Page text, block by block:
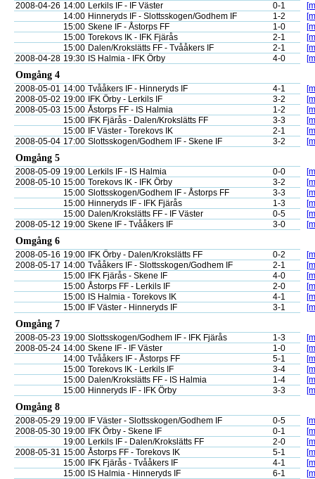
2008-04-26 14:00 Lerkils IF - IF Väster 0-1
14:00 Hinneryds IF - Slottsskogen/Godhem IF 1-2
15:00 Skene IF - Åstorps FF 1-0
15:00 Torekovs IK - IFK Fjärås 2-1
15:00 Dalen/Krokslätts FF - Tvååkers IF 2-1
2008-04-28 19:30 IS Halmia - IFK Örby 4-0
Omgång 4
2008-05-01 14:00 Tvååkers IF - Hinneryds IF 4-1
2008-05-02 19:00 IFK Örby - Lerkils IF 3-2
2008-05-03 15:00 Åstorps FF - IS Halmia 1-2
15:00
IFK Fjärås - Dalen/Krokslätts FF 3-3
15:00
IF Väster - Torekovs IK 2-1
2008-05-04 17:00 Slottsskogen/Godhem IF - Skene IF 3-2
Omgång 5
2008-05-09 19:00 Lerkils IF - IS Halmia 0-0
2008-05-10 15:00 Torekovs IK - IFK Örby 3-2
15:00 Slottsskogen/Godhem IF - Åstorps FF 3-3
15:00 Hinneryds IF - IFK Fjärås 1-3
15:00 Dalen/Krokslätts FF - IF Väster 0-5
2008-05-12 19:00 Skene IF - Tvååkers IF 3-0
Omgång 6
2008-05-16 19:00 IFK Örby - Dalen/Krokslätts FF 0-2
2008-05-17 14:00 Tvååkers IF - Slottsskogen/Godhem IF 2-1
15:00
IFK Fjärås - Skene IF 4-0
15:00 Åstorps FF - Lerkils IF 2-0
15:00 IS Halmia - Torekovs IK 4-1
15:00
IF Väster - Hinneryds IF 3-1
Omgång 7
2008-05-23 19:00 Slottsskogen/Godhem IF - IFK Fjärås 1-3
2008-05-24 14:00 Skene IF - IF Väster 1-0
14:00 Tvååkers IF - Åstorps FF 5-1
15:00 Torekovs IK - Lerkils IF 3-4
15:00 Dalen/Krokslätts FF - IS Halmia 1-4
15:00 Hinneryds IF - IFK Örby 3-3
Omgång 8
2008-05-29 19:00 IF Väster - Slottsskogen/Godhem IF 0-5
2008-05-30 19:00 IFK Örby - Skene IF 0-1
19:00 Lerkils IF - Dalen/Krokslätts FF 2-0
2008-05-31 15:00 Åstorps FF - Torekovs IK 5-1
15:00
IFK Fjärås - Tvååkers IF 4-1
15:00 IS Halmia - Hinneryds IF 6-1